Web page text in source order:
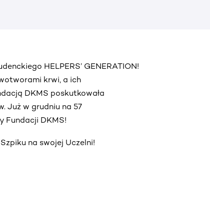
HELPERS’ GENERATION!
krwi, a ich
DKMS poskutkowała
Już w grudniu na 57
Fundacji DKMS!
na swojej Uczelni!